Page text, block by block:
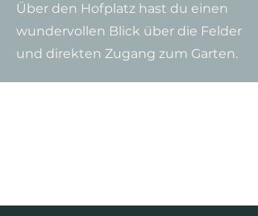
Über den Hofplatz hast du einen
wundervollen Blick über die Felder
und direkten Zugang zum Garten.